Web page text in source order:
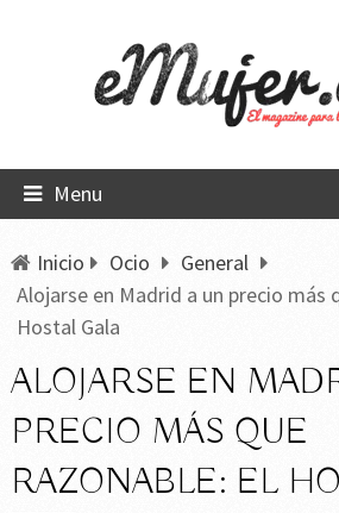
Menu
Inicio Ocio
General
Alojarse en Madrid a un precio más
Hostal Gala
ALOJARSE EN
PRECIO MÁS QUE
RAZONABLE: EL